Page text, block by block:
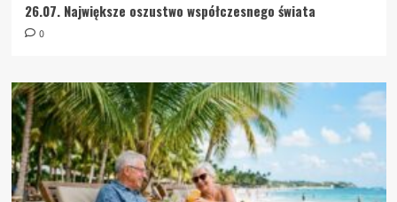
26.07. Największe oszustwo współczesnego świata
0